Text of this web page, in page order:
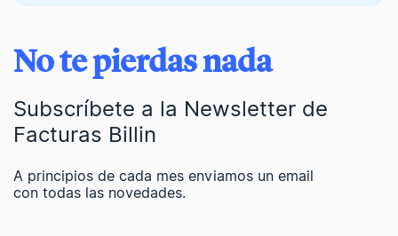
No te pierdas nada
Subscríbete a la Newsletter de
Facturas Billin
A principios de cada mes enviamos un email
con todas las novedades.